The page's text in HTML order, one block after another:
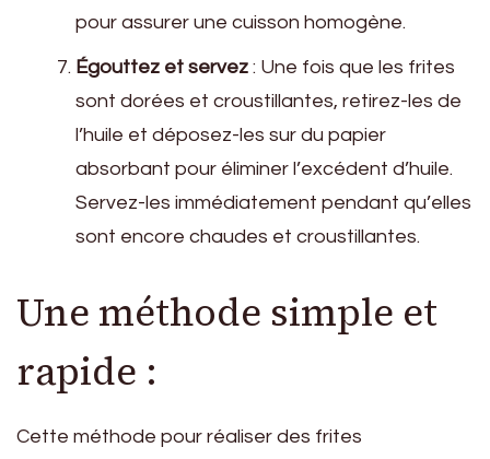
pour assurer une cuisson homogène.
Égouttez et servez : Une fois que les frites
sont dorées et croustillantes, retirez-les de
l’huile et déposez-les sur du papier
absorbant pour éliminer l’excédent d’huile.
Servez-les immédiatement pendant qu’elles
sont encore chaudes et croustillantes.
Une méthode simple et
rapide :
Cette méthode pour réaliser des frites